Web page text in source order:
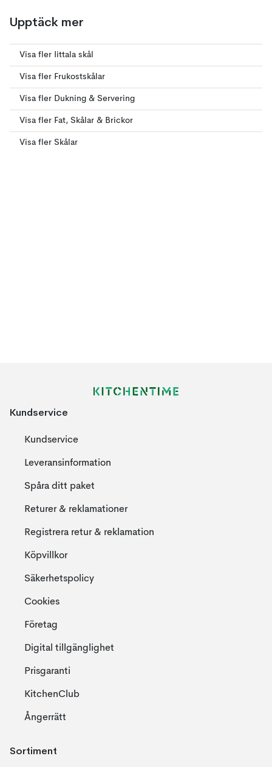
Upptäck mer
Visa fler Iittala skål
Visa fler Frukostskålar
Visa fler Dukning & Servering
Visa fler Fat, Skålar & Brickor
Visa fler Skålar
Kundservice
Kundservice
Leveransinformation
Spåra ditt paket
Returer & reklamationer
Registrera retur & reklamation
Köpvillkor
Säkerhetspolicy
Cookies
Företag
Digital tillgänglighet
Prisgaranti
KitchenClub
Ångerrätt
Sortiment